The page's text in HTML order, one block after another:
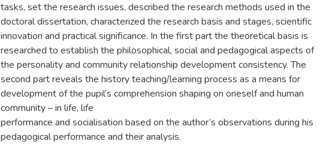
tasks, set the research issues, described the research methods used in the
doctoral dissertation, characterized the research basis and stages, scientific
innovation and practical significance. In the first part the theoretical basis is
researched to establish the philosophical, social and pedagogical aspects of
the personality and community relationship development consistency. The
second part reveals the history teaching/learning process as a means for
development of the pupil’s comprehension shaping on oneself and human
community – in life, life
performance and socialisation based on the author’s observations during his
pedagogical performance and their analysis.